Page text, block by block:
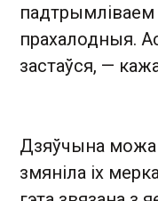
падтрымліваем
прахалодныя.
застаўся, —
Дзяўчына можа
змяніла іх